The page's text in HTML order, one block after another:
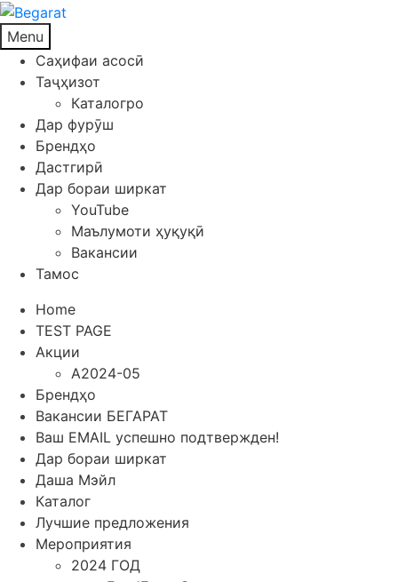
Menu
Саҳифаи асосӣ
Таҷҳизот
Каталогро
Дар фурӯш
Брендҳо
Дастгирӣ
Дар бораи ширкат
YouTube
Маълумоти ҳуқуқӣ
Вакансии
Тамос
Home
TEST PAGE
Акции
A2024-05
Брендҳо
Вакансии БЕГАРАТ
Ваш EMAIL успешно подтвержден!
Дар бораи ширкат
Даша Мэйл
Каталог
Лучшие предложения
Мероприятия
2024 ГОД